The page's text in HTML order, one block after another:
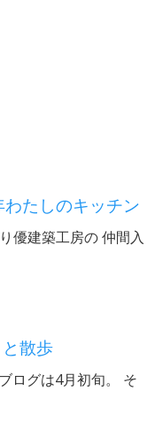
たしのキッチン
優建築工房の 仲間入
散歩
ログは4月初旬。 そ